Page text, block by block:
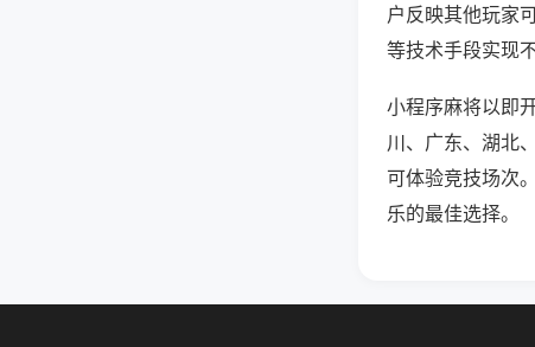
户反映其他玩家
等技术手段实现
小程序麻将以即
川、广东、湖北
可体验竞技场次
乐的最佳选择。